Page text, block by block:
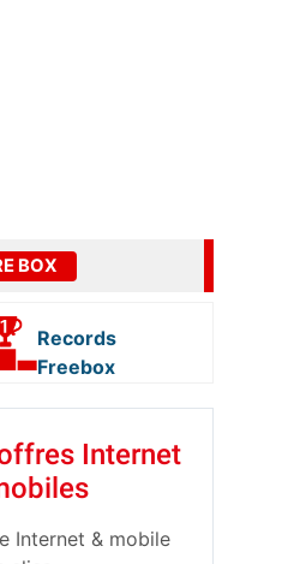
BOX
Records
Freebox
Internet
Internet & mobile